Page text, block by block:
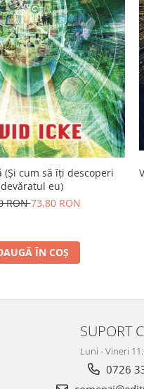
(Și cum să îți descoperi
eu)
RON73,80 RON
ÎN COȘ
SUPORT
Luni - Vineri
0726